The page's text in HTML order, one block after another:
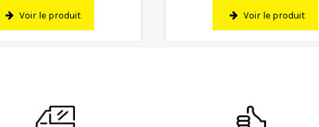
Voir le produit Voir le produit